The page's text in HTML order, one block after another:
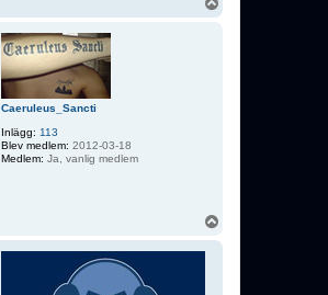
Caeruleus_Sancti
Inlägg: 113
Blev medlem: 2012-03-18
Medlem: Ja, vanlig medlem